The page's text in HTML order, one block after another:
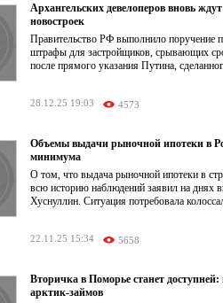
Архангельских девелоперов вновь
новостроек
Правительство РФ выполнило поручение
штрафы для застройщиков, срывающих
после прямого указания Путина,
28.12.25 19:03 4573
Объемы выдачи рыночной ипотеки в
минимума
О том, что выдача рыночной ипотеки в
всю историю наблюдений заявил на днях
Хуснуллин. Ситуация потребовала
22.11.25 15:34 5658
Вторичка в Поморье станет
арктик-займов